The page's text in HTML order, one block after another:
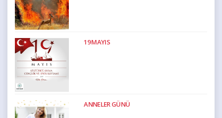
19 MAYIS
ANNELER GÜNÜ